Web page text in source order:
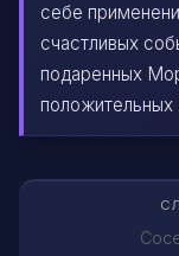
себе
счастливых
подаренных
положительных